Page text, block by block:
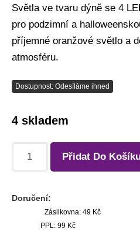
Světla ve tvaru dýně se 4
pro podzimní a
příjemné oranžové světlo a
atmosféru.
Dostupnost: Odesíláme ihned
4 skladem
Přidat Do
Doručení:
Zásilkovna: 49 Kč
PPL: 99 Kč